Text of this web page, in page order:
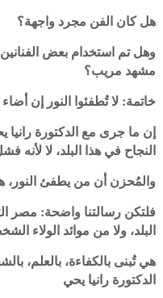
هل كان الفن مجرد واجهة؟
وهل تم استخدام بعض
مشهد مريب؟
خاتمة: لا تُطفئوا النور إن أضاء
إن ما جرى مع الدكتورة
النجاح في هذا البلد، لا لأنه
والمُحزن أن من يطفئ النور،
فلتكن رسالتنا واضحة: مصر
البلد، ولا من موائد الولاء
هي تُبنى بالكفاءة، بالعلم،
الدكتورة رانيا يحي